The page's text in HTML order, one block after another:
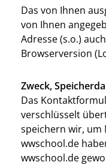
Das von Ihnen
von Ihnen
Adresse (s.o.)
Browserversion
Zweck,
Das
verschlüsselt
speichern wir, um
wwschool.de
wwschool.de